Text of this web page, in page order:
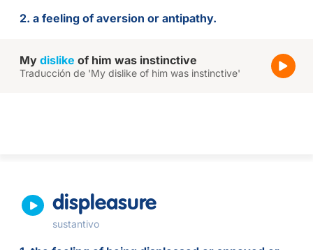
2. a feeling of aversion or antipathy.
My dislike of him was instinctive
Traducción de 'My dislike of him was instinctive'
displeasure
sustantivo